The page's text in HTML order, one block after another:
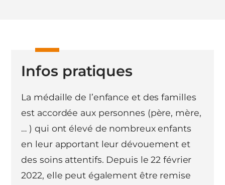
Infos pratiques
La médaille de l’enfance et des familles
est accordée aux personnes (père, mère,
… ) qui ont élevé de nombreux enfants
en leur apportant leur dévouement et
des soins attentifs. Depuis le 22 février
2022, elle peut également être remise